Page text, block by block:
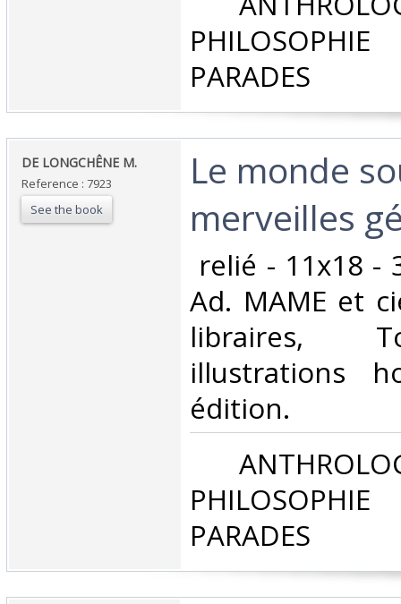
PHILOSOPHIE
PARADES‎
‎DE LONGCHÊNE M. ‎
Reference : 7923
See the book
‎Le monde
merveilles
relié - 11x18 -
Ad. MAME et
libraires,
illustrations
édition. ‎
PHILOSOPHIE
PARADES‎